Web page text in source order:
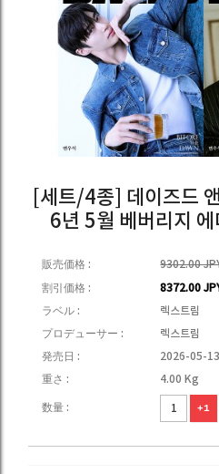
[세트/4종] 데이즈드
6년 5월 베버리지
販売価格 : 9302.00
割引価格 : 8372.00
ラベル :
렉스트림
プロデューサー :
렉스트림
発売日 :
2026-05-13
重さ :
4.00 Kg
数量 : +1